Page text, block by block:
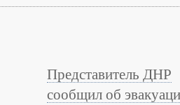
Представитель ДНР
сообщил об